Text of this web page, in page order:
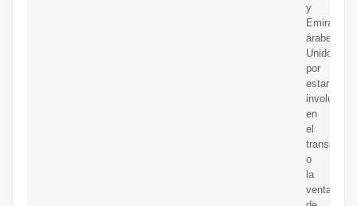
y
Emiratos
árabes
Unidos
por
estar
en
el
transporte
o
la
venta